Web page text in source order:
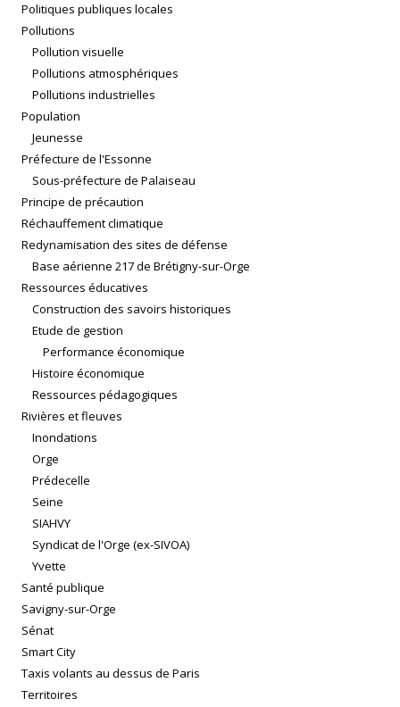
Politiques publiques locales
Pollutions
Pollution visuelle
Pollutions atmosphériques
Pollutions industrielles
Population
Jeunesse
Préfecture de l'Essonne
Sous-préfecture de Palaiseau
Principe de précaution
Réchauffement climatique
Redynamisation des sites de défense
Base aérienne 217 de Brétigny-sur-Orge
Ressources éducatives
Construction des savoirs historiques
Etude de gestion
Performance économique
Histoire économique
Ressources pédagogiques
Rivières et fleuves
Inondations
Orge
Prédecelle
Seine
SIAHVY
Syndicat de l'Orge (ex-SIVOA)
Yvette
Santé publique
Savigny-sur-Orge
Sénat
Smart City
Taxis volants au dessus de Paris
Territoires